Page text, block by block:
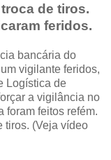
de tiros.
feridos.
bancária do
vigilante feridos,
Logística de
a vigilância no
foram feitos refém.
tiros. (Veja vídeo